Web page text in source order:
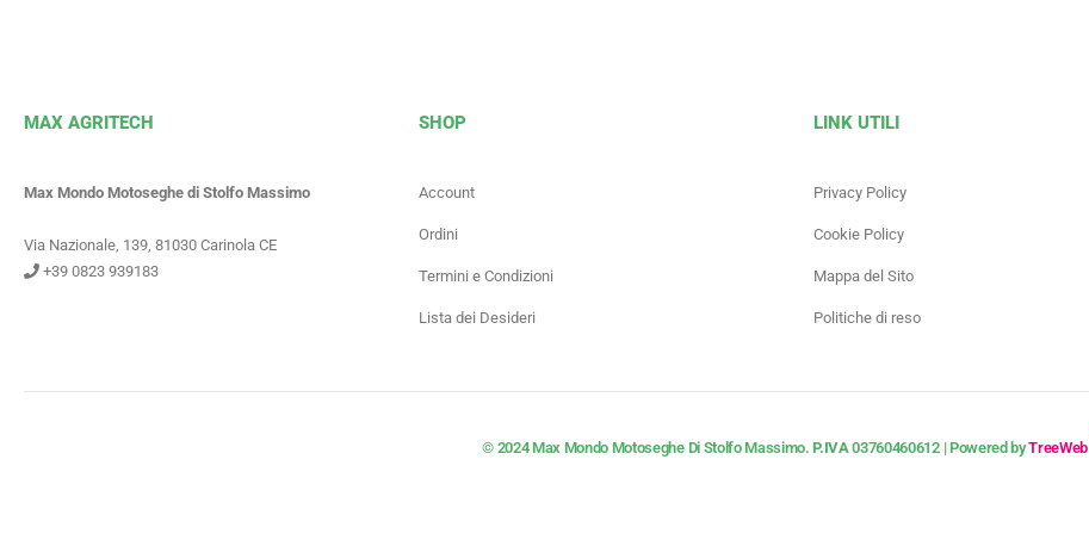
MAX AGRITECH
Max Mondo Motoseghe di Stolfo Massimo
Via Nazionale, 139, 81030 Carinola CE
+39 0823 939183
SHOP
Account
Ordini
Termini e Condizioni
Lista dei Desideri
LINK UTILI
Privacy Policy
Cookie Policy
Mappa del Sito
Politiche di reso
© 2024 Max Mondo Motoseghe Di Stolfo Massimo.P.IVA 03760460612 | Powered byTreeWeb